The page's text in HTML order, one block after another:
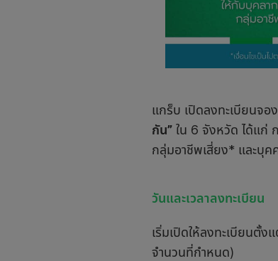
แกร็บ เปิดลงทะเบียนจอ
กัน” ใน 6 จังหวัด ได้แก่
กลุ่มอาชีพเสี่ยง* และบุค
วันและเวลาลงทะเบียน
เริ่มเปิดให้ลงทะเบียนตั้
จำนวนที่กำหนด)